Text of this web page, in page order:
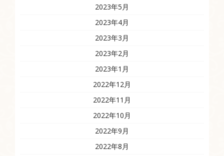
2023年5月
2023年4月
2023年3月
2023年2月
2023年1月
2022年12月
2022年11月
2022年10月
2022年9月
2022年8月